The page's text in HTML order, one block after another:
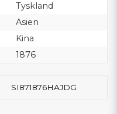
Tyskland
Asien
Kina
1876
SI871876HAJDG